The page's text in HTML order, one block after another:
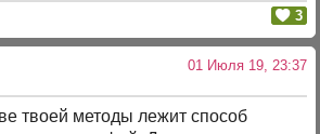
3
01 Июля 19, 23:37
твоей методы лежит способ